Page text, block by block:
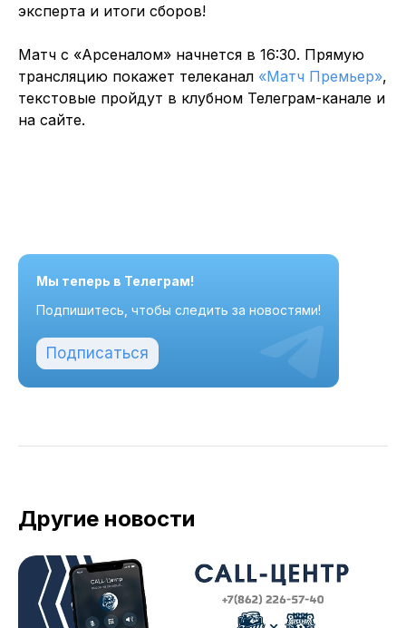
эксперта и итоги сборов!
Матч с «Арсеналом» начнется в 16:30. Прямую
трансляцию покажет телеканал «Матч Премьер»,
текстовые пройдут в клубном Телеграм-канале и
на сайте.
Мы теперь в Телеграм!
Подпишитесь, чтобы следить за новостями!
Подписаться
Другие новости